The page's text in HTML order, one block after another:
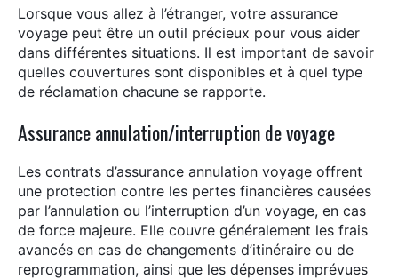
Lorsque vous allez à l’étranger, votre assurance
voyage peut être un outil précieux pour vous aider
dans différentes situations. Il est important de savoir
quelles couvertures sont disponibles et à quel type
de réclamation chacune se rapporte.
Assurance annulation/interruption de voyage
Les contrats d’assurance annulation voyage offrent
une protection contre les pertes financières causées
par l’annulation ou l’interruption d’un voyage, en cas
de force majeure. Elle couvre généralement les frais
avancés en cas de changements d’itinéraire ou de
reprogrammation, ainsi que les dépenses imprévues